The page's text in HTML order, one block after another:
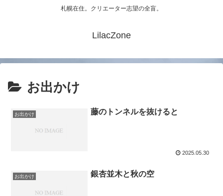
札幌在住。クリエーター志望の全盲。
LilacZone
お出かけ
お出かけ 藤のトンネルを抜けると
2025.05.30
お出かけ 銀杏並木と秋の空